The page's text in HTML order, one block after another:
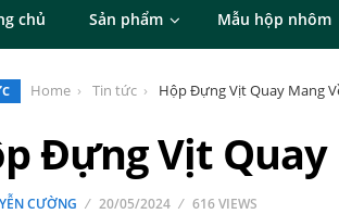
chủ Sản phẩm Mẫu hộp nhôm
Home Tin tức Hộp Đựng Vịt Quay Mang
Đựng Vịt Quay
CƯỜNG 20/05/2024 616 VIEWS